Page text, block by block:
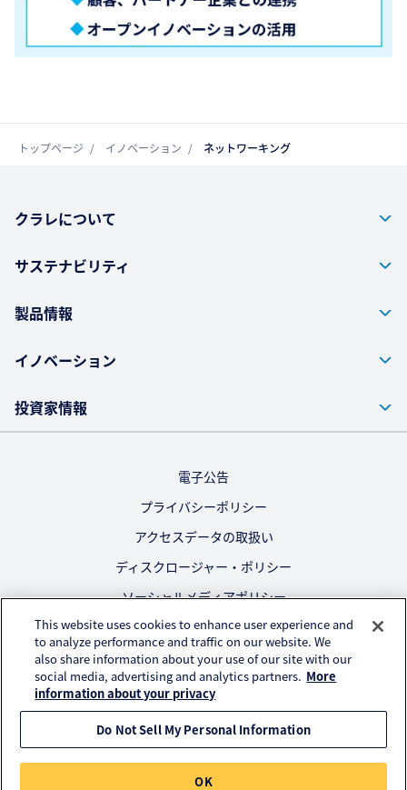
トップページ イノベーション ネットワーキング
クラレについて
サステナビリティ
製品情報
イノベーション
投資家情報
電子公告
プライバシーポリシー
アクセスデータの取扱い
ディスクロージャー・ポリシー
ソーシャルメディアポリシー
ご利用にあたって
公式SNS
© KURARAY CO., LTD. All RIGHTS RESERVED.
This website uses cookies to enhance user experience and
to analyze performance and traffic on our website. We
also share information about your use of our site with our
social media, advertising and analytics partners. More
information about your privacy
Do Not Sell My Personal Information
OK